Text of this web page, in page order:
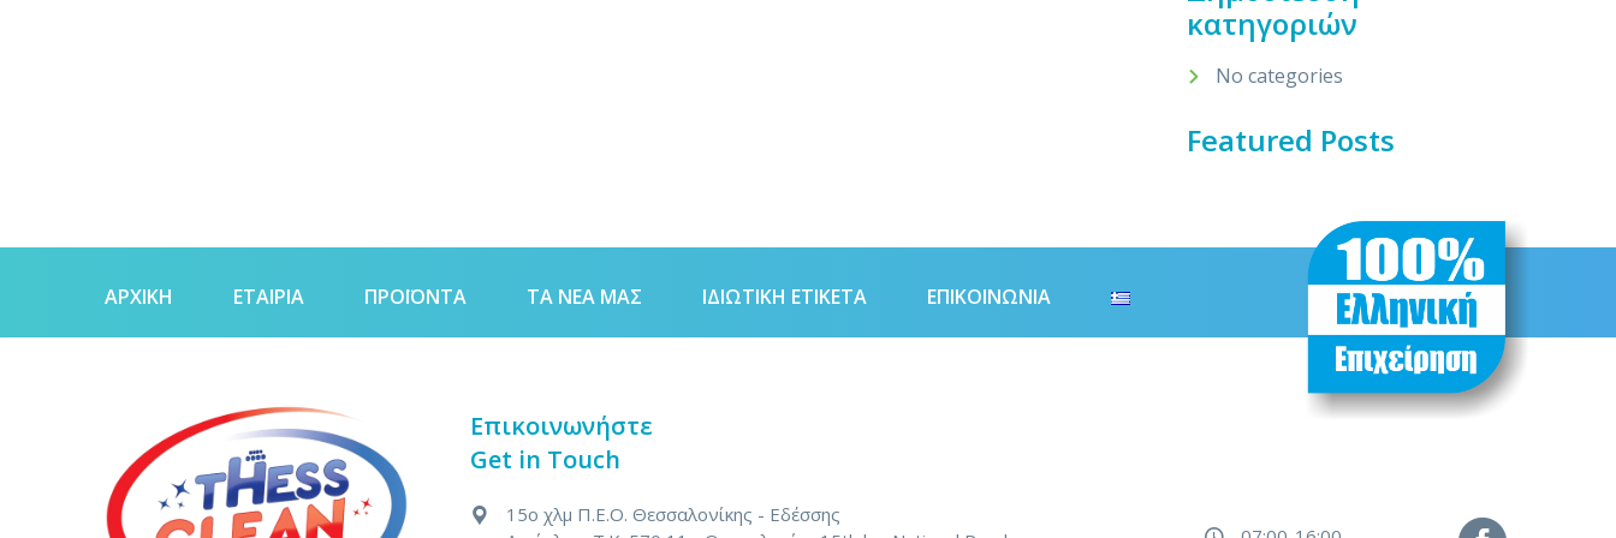
κατηγοριών
No categories
Featured Posts
ΑΡΧΙΚΗ ΕΤΑΙΡΙΑ ΠΡΟΪΌΝΤΑ ΤΑ ΝΈΑ ΜΑΣ ΙΔΙΩΤΙΚΗ ΕΤΙΚΕΤΑ ΕΠΙΚΟΙΝΩΝΊΑ
Επικοινωνήστε
Get in Touch
15ο χλμ Π.Ε.Ο. Θεσσαλονίκης - Εδέσσης